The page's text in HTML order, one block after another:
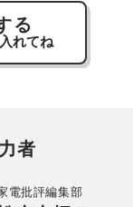
る
れてね
者
電批評編集部